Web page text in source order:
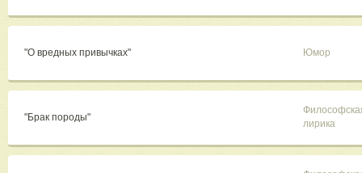
"О вредных привычках" Юмор
"Брак породы"
лирика